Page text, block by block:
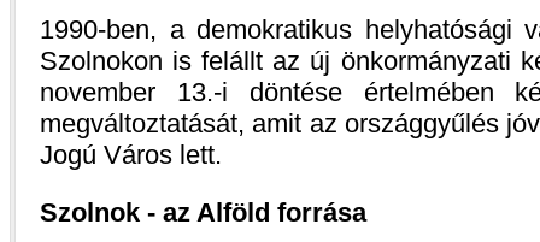
1990-ben, a demokratikus helyhatósági
Szolnokon is felállt az új önkormányzati
november 13.-i döntése értelmében
megváltoztatását, amit az országgyűlés
Jogú Város lett.
Szolnok - az Alföld forrása